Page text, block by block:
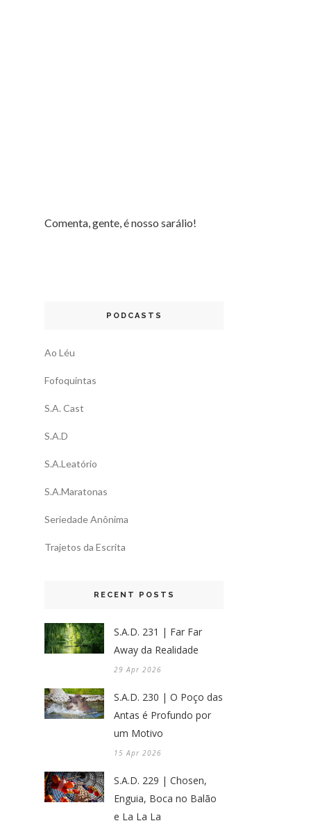
Comenta, gente, é nosso sarálio!
PODCASTS
Ao Léu
Fofoquintas
S.A. Cast
S.A.D
S.A.Leatório
S.A.Maratonas
Seriedade Anônima
Trajetos da Escrita
RECENT POSTS
S.A.D. 231 | Far Far
Away da Realidade
29 Apr 2026
S.A.D. 230 | O Poço das
Antas é Profundo por
um Motivo
15 Apr 2026
S.A.D. 229 | Chosen,
Enguia, Boca no Balão
e La La La